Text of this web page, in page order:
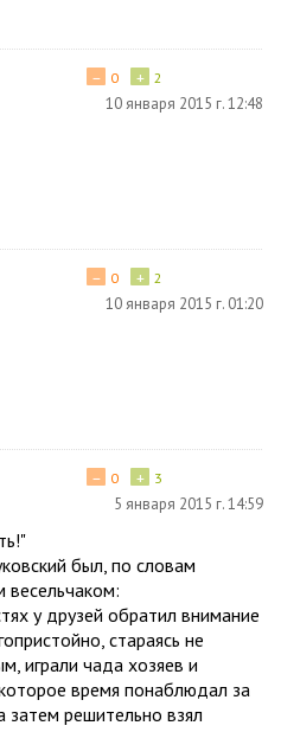
+ 2
− 0
10 января 2015 г. 12:48
+ 2
− 0
10 января 2015 г. 01:20
+ 3
− 0
5 января 2015 г. 14:59
был, по словам
весельчаком:
у друзей обратил внимание
стараясь не
играли чада хозяев и
время понаблюдал за
затем решительно взял